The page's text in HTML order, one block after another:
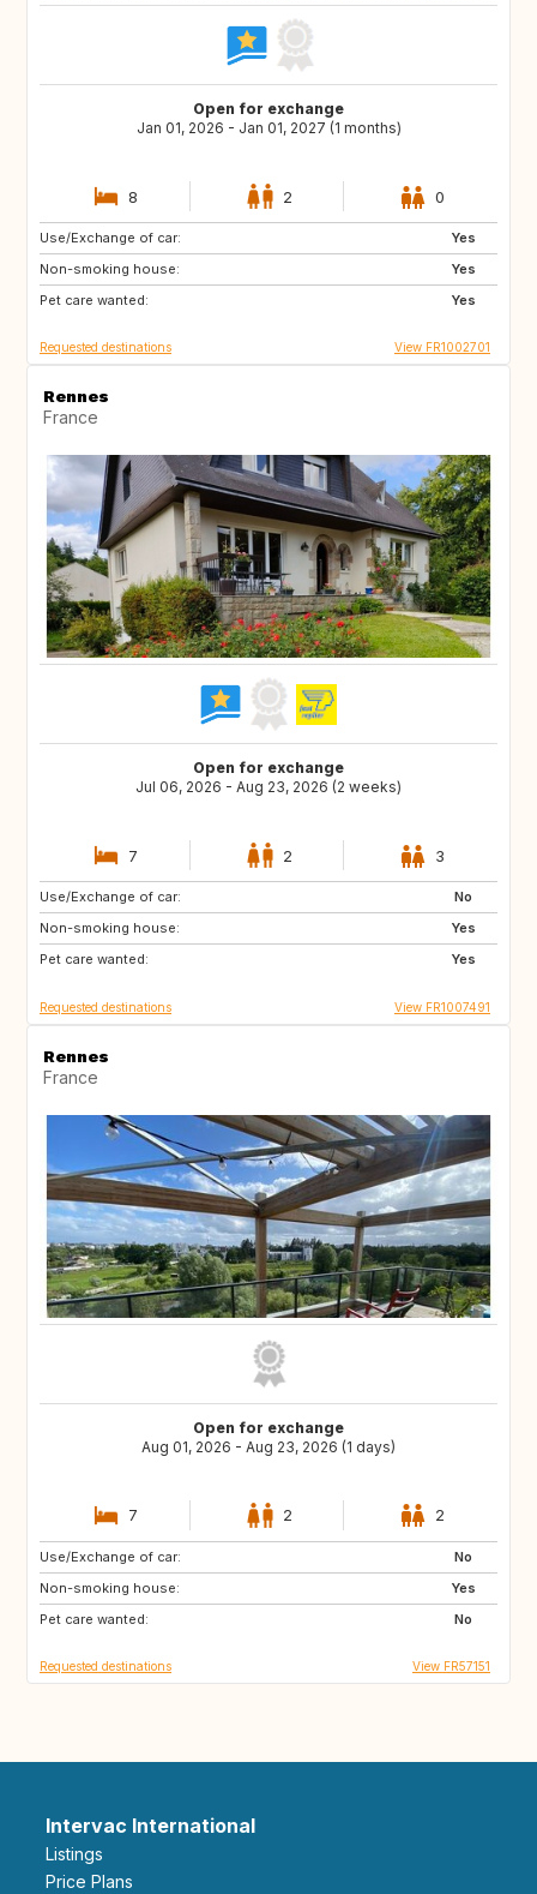
Open for exchange
Jan 01, 2026 - Jan 01, 2027 (1 months)
8 2 0
Use/Exchange of car:
Yes
Non-smoking house:
Yes
Pet care wanted:
Yes
CA
Requested destinations View FR1002701
Rennes
France
Open for exchange
Jul 06, 2026 - Aug 23, 2026 (2 weeks)
7 2 3
Use/Exchange of car:
No
Non-smoking house:
Yes
Pet care wanted:
Yes
GB
Requested destinations View FR1007491
Rennes
France
Open for exchange
Aug 01, 2026 - Aug 23, 2026 (1 days)
7 2 2
Use/Exchange of car:
No
Non-smoking house:
Yes
Pet care wanted:
No
IE
ES
FI
Requested destinations View FR57151
Intervac International
Listings
Price Plans